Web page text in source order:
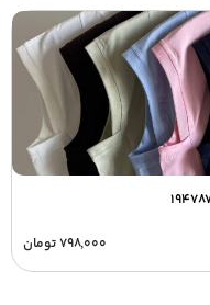
۷۹۸,۰۰۰تومان